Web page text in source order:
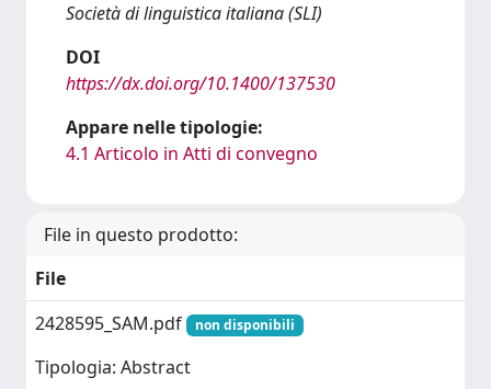
Società di linguistica italiana (SLI)
DOI
https://dx.doi.org/10.1400/137530
Appare nelle tipologie:
4.1 Articolo in Atti di convegno
File in questo prodotto:
File
2428595_SAM.pdf
non disponibili
Tipologia: Abstract